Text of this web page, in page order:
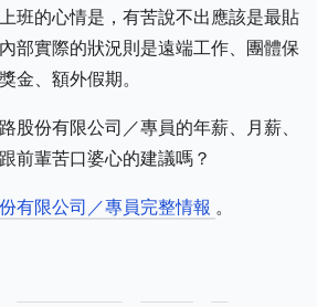
班的心情是，有苦說不出應該是最貼
部實際的狀況則是遠端工作、團體保
金、額外假期。
股份有限公司／專員的年薪、月薪、
前輩苦口婆心的建議嗎？
有限公司／專員完整情報 。